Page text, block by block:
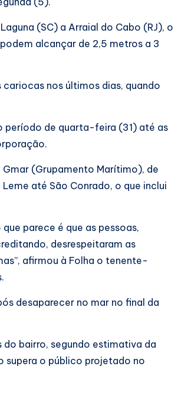
(SC) a Arraial do Cabo (RJ), o
alcançar de 2,5 metros a 3
nos últimos dias, quando
período de quarta-feira (31) até as
(Grupamento Marítimo), de
até São Conrado, o que inclui
parece é que as pessoas,
desrespeitaram as
afirmou à Folha o tenente-
desaparecer no mar no final da
do bairro, segundo estimativa da
supera o público projetado no